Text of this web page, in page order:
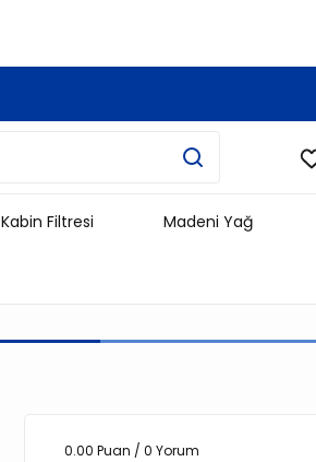
Kabin Filtresi Madeni Yağ
0.00 Puan / 0 Yorum